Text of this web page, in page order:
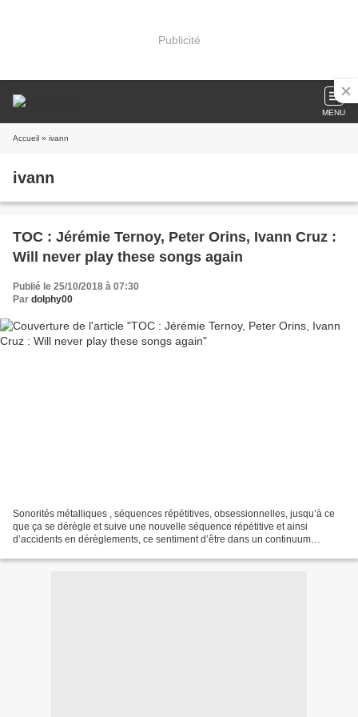
Publicité
MENU
Accueil » ivann
ivann
TOC : Jérémie Ternoy, Peter Orins, Ivann Cruz :
Will never play these songs again
Publié le 25/10/2018 à 07:30
Par dolphy00
Sonorités métalliques , séquences répétitives, obsessionnelles, jusqu’à ce
que ça se dérègle et suive une nouvelle séquence répétitive et ainsi
d’accidents en dérèglements, ce sentiment d’être dans un continuum